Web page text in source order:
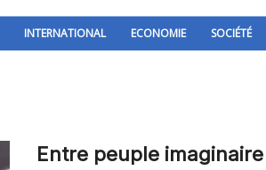
INTERNATIONAL ECONOMIE SOCIÉTÉ
Entre peuple